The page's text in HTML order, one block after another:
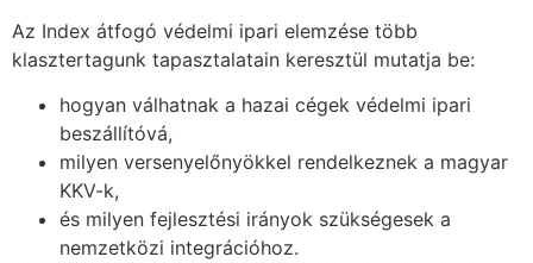
Az Index átfogó védelmi ipari elemzése több
klasztertagunk tapasztalatain keresztül mutatja be:
hogyan válhatnak a hazai cégek védelmi ipari
beszállítóvá,
milyen versenyelőnyökkel rendelkeznek a magyar
KKV-k,
és milyen fejlesztési irányok szükségesek a
nemzetközi integrációhoz.